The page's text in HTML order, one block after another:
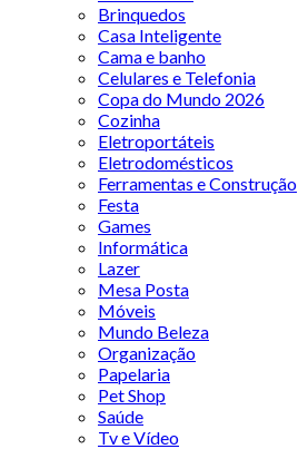
Brinquedos
Casa Inteligente
Cama e banho
Celulares e Telefonia
Copa do Mundo 2026
Cozinha
Eletroportáteis
Eletrodomésticos
Ferramentas e Construção
Festa
Games
Informática
Lazer
Mesa Posta
Móveis
Mundo Beleza
Organização
Papelaria
Pet Shop
Saúde
Tv e Vídeo